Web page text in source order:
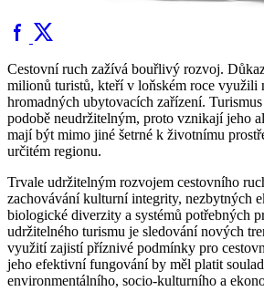
Cestovní ruch zažívá bouřlivý rozvoj.
milionů turistů, kteří v loňském roce využili
hromadných ubytovacích zařízení. Turismus
podobě neudržitelným, proto vznikají jeho
mají být mimo jiné šetrné k životnímu
určitém regionu.
Trvale udržitelným rozvojem cestovního
zachovávání kulturní integrity, nezbytných
biologické diverzity a systémů potřebných
udržitelného turismu je sledování nových
využití zajistí příznivé podmínky pro
jeho efektivní fungování by měl platit
environmentálního, socio-kulturního a